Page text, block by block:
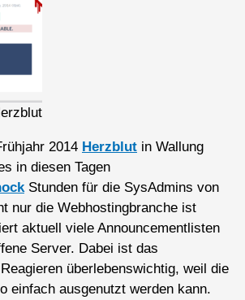
2014 Herzblut in Wallung
in diesen Tagen
Stunden für die SysAdmins von
nur die Webhostingbranche ist
aktuell viele Announcementlisten
Server. Dabei ist das
überlebenswichtig, weil die
einfach ausgenutzt werden kann.